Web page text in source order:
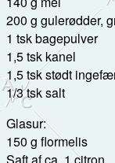
200 g gulerødder,
1 tsk bagepulver
1,5 tsk kanel
1,5 tsk stødt
1/3 tsk salt
Glasur:
150 g flormelis
Saft af ca. 1 citron